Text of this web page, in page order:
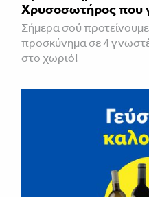
Χρυσοσωτήρος που
Σήμερα σού
προσκύνημα σε 4
στο χωριό!